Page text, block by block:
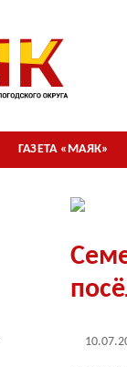
ГАЗЕТА «МАЯК»